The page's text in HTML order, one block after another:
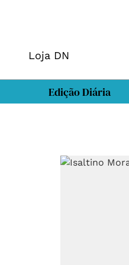
Loja DN
Edição Diária